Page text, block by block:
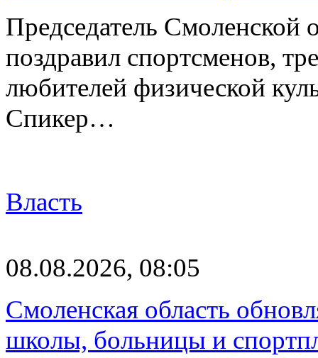
Председатель
поздравил спортсменов,
любителей физической
Спикер…
Власть
08.08.2026, 08:05
Смоленская область
школы, больницы и